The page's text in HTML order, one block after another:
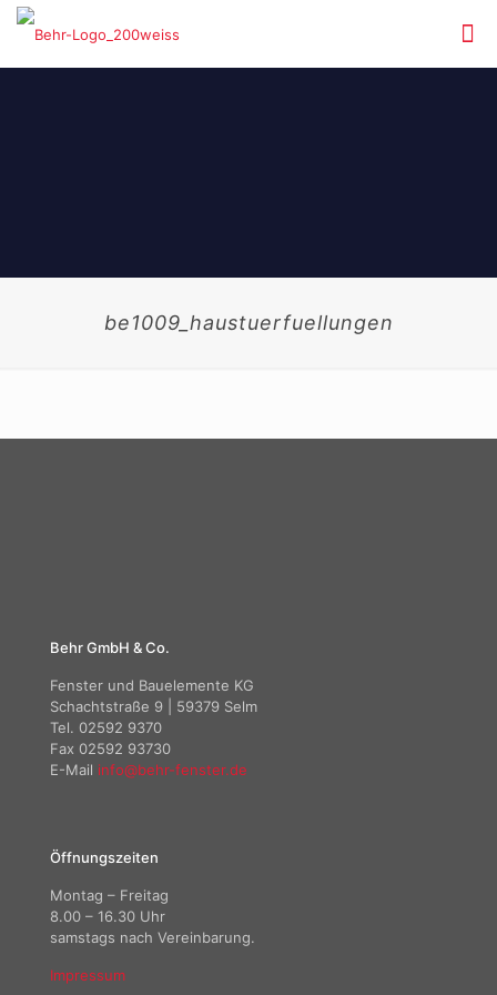
be1009_haustuerfuellungen
Behr GmbH & Co.
Fenster und Bauelemente KG
Schachtstraße 9 | 59379 Selm
Tel. 02592 9370
Fax 02592 93730
E-Mail info@behr-fenster.de
Öffnungszeiten
Montag – Freitag
8.00 – 16.30 Uhr
samstags nach Vereinbarung.
Impressum